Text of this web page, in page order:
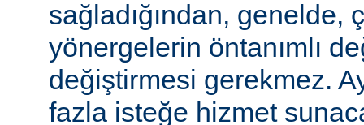
sağladığından, genelde,
yönergelerin öntanımlı
değiştirmesi gerekmez.
fazla isteğe hizmet